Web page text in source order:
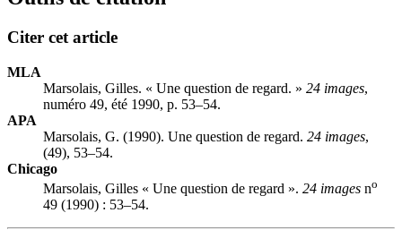
Citer cet article
MLA
Marsolais, Gilles. « Une question de regard. » 24 images,
numéro 49, été 1990, p. 53–54.
APA
Marsolais, G. (1990). Une question de regard. 24 images,
(49), 53–54.
Chicago
Marsolais, Gilles « Une question de regard ». 24 images no
49 (1990) : 53–54.